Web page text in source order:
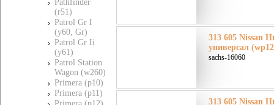
Pathfinder
(r51)
Patrol Gr I
(y60, Gr)
Patrol Gr Ii
(y61)
Patrol Station
Wagon (w260)
Primera (p10)
Primera (p11)
313 605 Nissan
универсал
sachs-16060
313 605 Nissan